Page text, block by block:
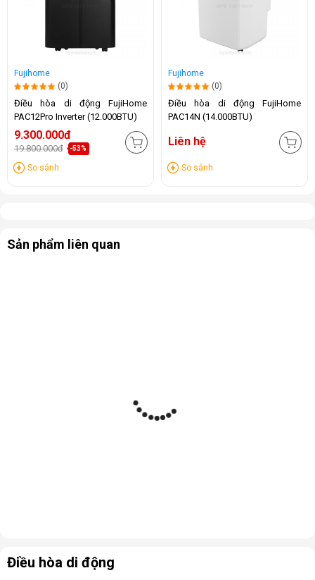
Fujihome
(0)
Điều hòa di động FujiHome
PAC12Pro Inverter (12.000BTU)
9.300.000đ
19.800.000đ -53%
So sánh
Fujihome
(0)
Điều hòa di động FujiHome
PAC14N (14.000BTU)
Liên hệ
So sánh
Sản phẩm liên quan
Điều hòa di động